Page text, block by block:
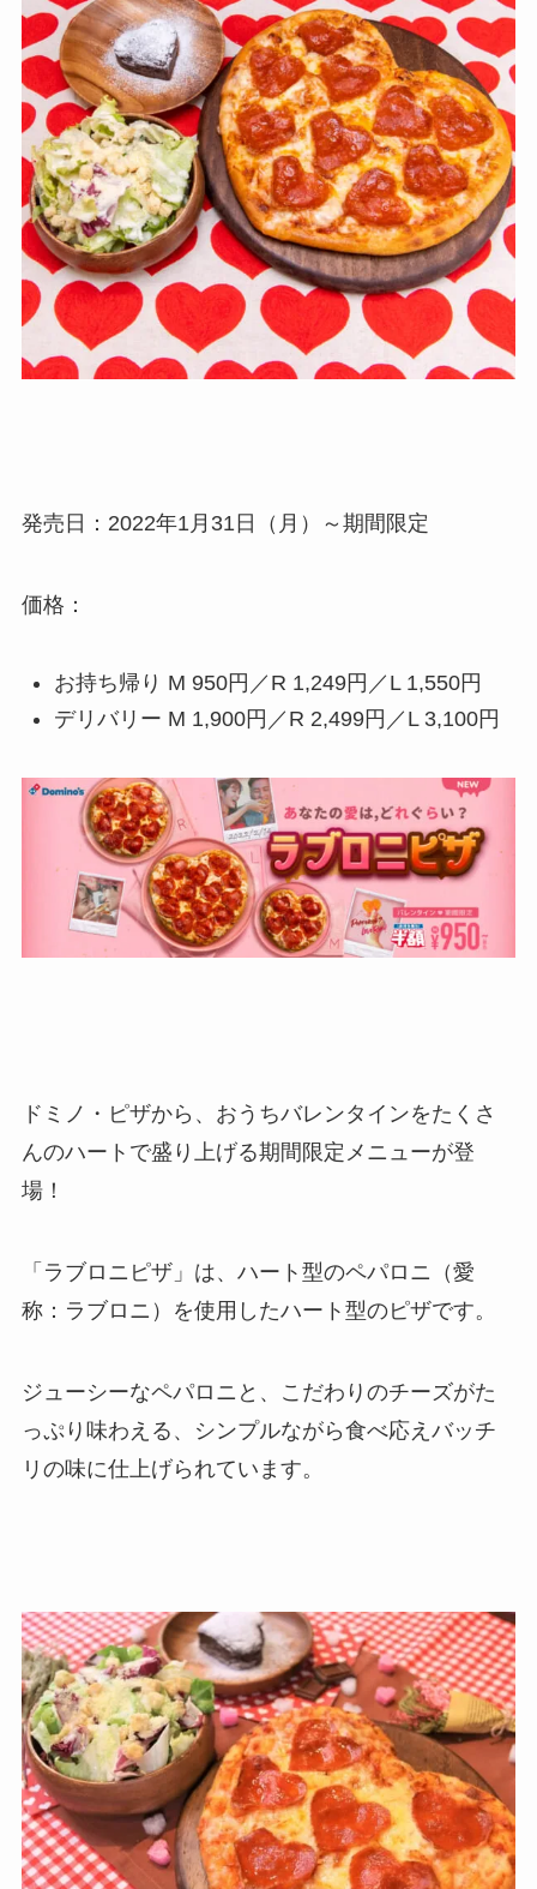
発売日：2022年1月31日（月）～期間限定
価格：
お持ち帰り M 950円／R 1,249円／L 1,550円
デリバリー M 1,900円／R 2,499円／L 3,100円
ドミノ・ピザから、おうちバレンタインをたくさ
んのハートで盛り上げる期間限定メニューが登
場！
「ラブロニピザ」は、ハート型のペパロニ（愛
称：ラブロニ）を使用したハート型のピザです。
ジューシーなペパロニと、こだわりのチーズがた
っぷり味わえる、シンプルながら食べ応えバッチ
リの味に仕上げられています。